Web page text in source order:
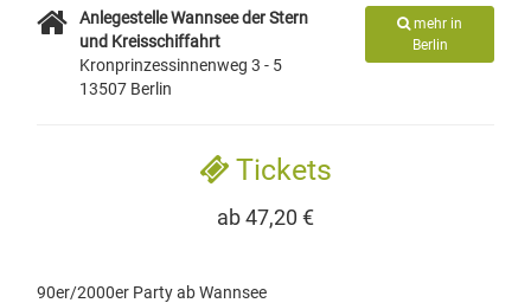
Anlegestelle Wannsee der Stern
und Kreisschiffahrt
Kronprinzessinnenweg 3 - 5
13507 Berlin
mehr in
Berlin
Tickets
ab 47,20 €
90er/2000er Party ab Wannsee